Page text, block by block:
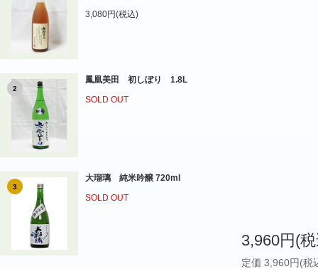
3,080円(税込)
2
鳳凰美田 初しぼり 1.8L
SOLD OUT
3
大瑠璃 純米吟醸 720ml
SOLD OUT
3,960円(
定価 3,960円(税